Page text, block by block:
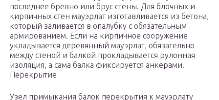
последнее бревно или брус стены. Для блочных и
кирпичных стен мауэрлат изготавливается из бетона,
который заливается в опалубку с обязательным
армированием. Если на кирпичное сооружение
укладывается деревянный мауэрлат, обязательно
между стеной и балкой прокладывается рулонная
изоляция, а сама балка фиксируется анкерами.
Перекрытие
Узел примыкания балок перекрытия к мауэрлату